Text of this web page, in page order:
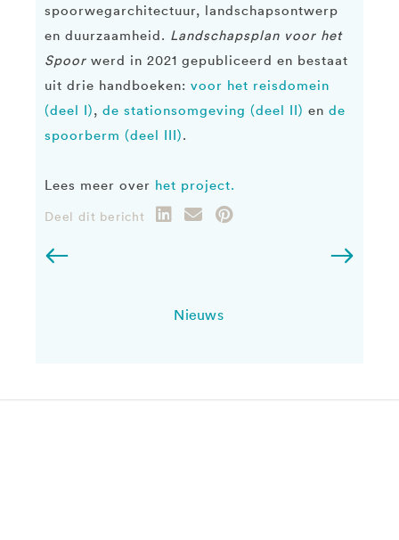
spoorwegarchitectuur, landschapsontwerp
en duurzaamheid. Landschapsplan voor het
Spoor werd in 2021 gepubliceerd en bestaat
uit drie handboeken: voor het reisdomein
(deel I), de stationsomgeving (deel II) en de
spoorberm (deel III).
Lees meer over het project.
Deel dit bericht
Nieuws